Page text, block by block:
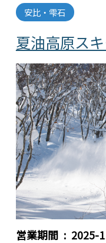
夏油高原ス
安比・雫石
営業期間 2025-